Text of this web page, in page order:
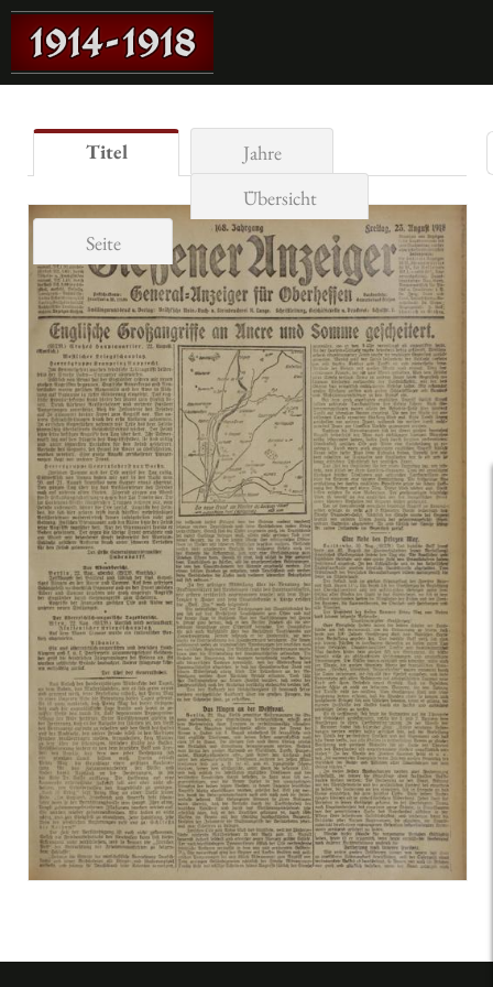
Titel
Jahre
Übersicht
Seite